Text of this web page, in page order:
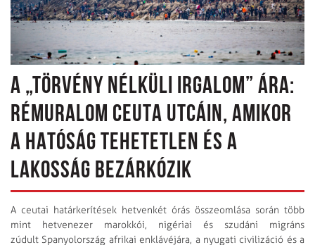
A „TÖRVÉNY NÉLKÜLI IRGALOM” ÁRA:
RÉMURALOM CEUTA UTCÁIN, AMIKOR
A HATÓSÁG TEHETETLEN ÉS A
LAKOSSÁG BEZÁRKÓZIK
A ceutai határkerítések hetvenkét órás összeomlása során több
mint hetvenezer marokkói, nigériai és szudáni migráns
zúdult Spanyolország afrikai enklávéjára, a nyugati civilizáció és a